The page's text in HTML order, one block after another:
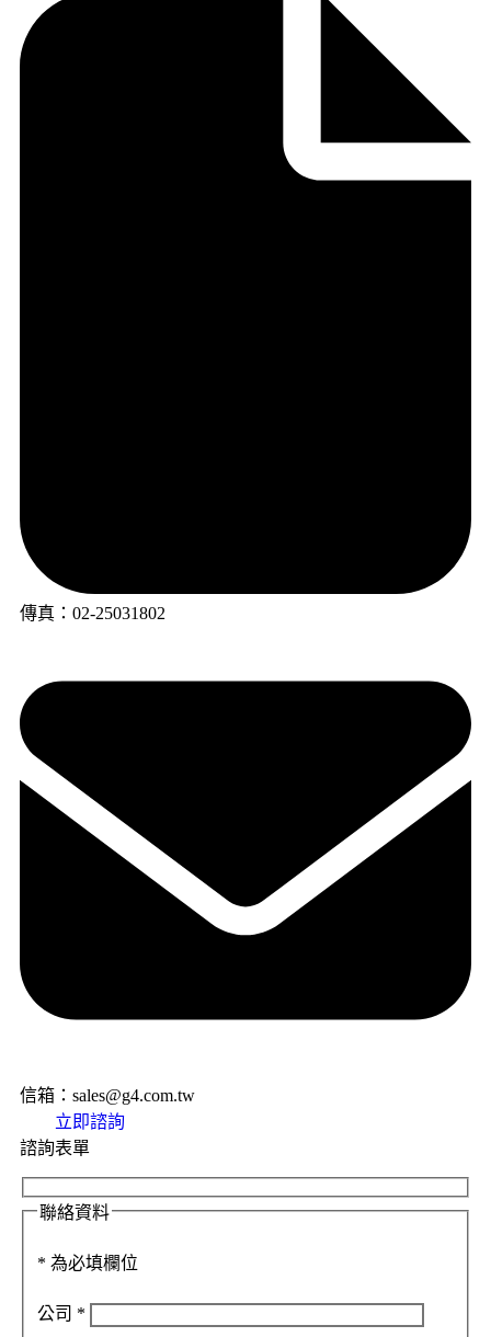
傳真：02-25031802
信箱：sales@g4.com.tw
立即諮詢
諮詢表單
聯絡資料
* 為必填欄位
公司 *